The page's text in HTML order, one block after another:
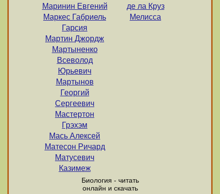
Маринин Евгений
Маркес Габриель
Гарсия
Мартин Джордж
Мартыненко
Всеволод
Юрьевич
Мартынов
Георгий
Сергеевич
Мастертон
Грэхэм
Мась Алексей
Матесон Ричард
Матусевич
Казимеж
де ла Круз
Мелисса
Биология - читать
онлайн и скачать